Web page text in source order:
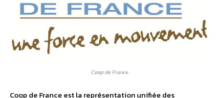
Coop de France
Coop de France est la représentation unifiée des